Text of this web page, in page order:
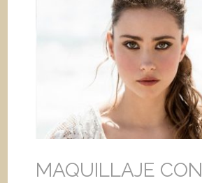
MAQUILLAJE CON